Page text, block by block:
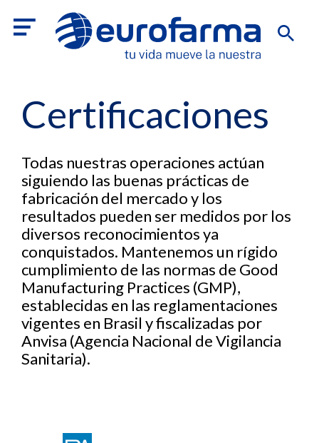
Certificaciones
Todas nuestras operaciones actúan
siguiendo las buenas prácticas de
fabricación del mercado y los
resultados pueden ser medidos por los
diversos reconocimientos ya
conquistados. Mantenemos un rígido
cumplimiento de las normas de Good
Manufacturing Practices (GMP),
establecidas en las reglamentaciones
vigentes en Brasil y fiscalizadas por
Anvisa (Agencia Nacional de Vigilancia
Sanitaria).